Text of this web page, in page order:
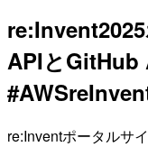
APIとGitHub
re:Inventポータルサ